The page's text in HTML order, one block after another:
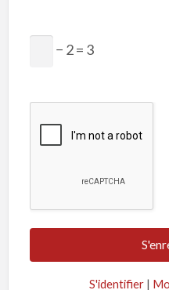
− 2 = 3
S'identifier|